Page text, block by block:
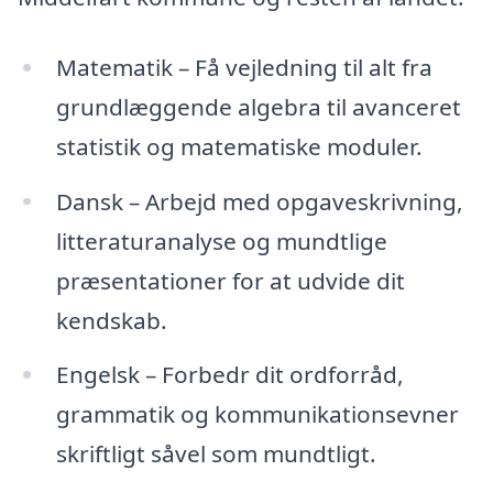
Matematik – Få vejledning til alt fra
grundlæggende algebra til avanceret
statistik og matematiske moduler.
Dansk – Arbejd med opgaveskrivning,
litteraturanalyse og mundtlige
præsentationer for at udvide dit
kendskab.
Engelsk – Forbedr dit ordforråd,
grammatik og kommunikationsevner
skriftligt såvel som mundtligt.